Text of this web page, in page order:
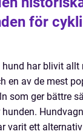
för
hund har blivit allt
en av de mest
som ger bättre
hunden.
varit ett